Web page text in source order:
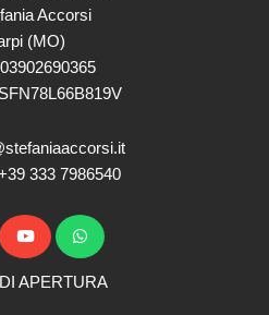
Accorsi
(MO)
333 7986540
APERTURA